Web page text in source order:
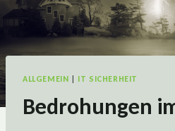
ALLGEMEIN | IT SICHERHEIT
Bedrohungen